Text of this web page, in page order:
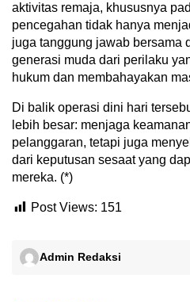
aktivitas remaja, khususnya
pencegahan tidak hanya
juga tanggung jawab bersama
generasi muda dari perilaku
hukum dan membahayakan
Di balik operasi dini hari
lebih besar: menjaga
pelanggaran, tetapi juga
dari keputusan sesaat yang
mereka. (*)
Post Views: 151
Admin Redaksi